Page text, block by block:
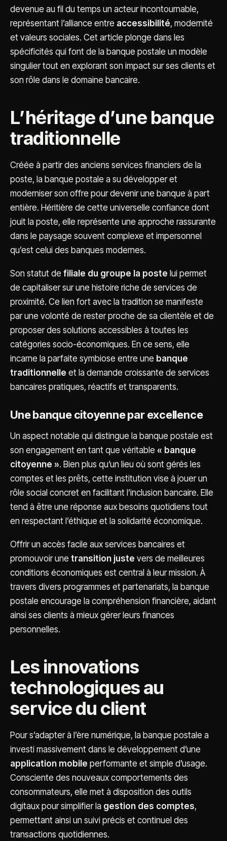
devenue au fil du temps un acteur incontournable,
représentant l’alliance entre accessibilité, modernité
et valeurs sociales. Cet article plonge dans les
spécificités qui font de la banque postale un modèle
singulier tout en explorant son impact sur ses clients et
son rôle dans le domaine bancaire.
L’héritage d’une banque
traditionnelle
Créée à partir des anciens services financiers de la
poste, la banque postale a su développer et
moderniser son offre pour devenir une banque à part
entière. Héritière de cette universelle confiance dont
jouit la poste, elle représente une approche rassurante
dans le paysage souvent complexe et impersonnel
qu’est celui des banques modernes.
Son statut de filiale du groupe la poste lui permet
de capitaliser sur une histoire riche de services de
proximité. Ce lien fort avec la tradition se manifeste
par une volonté de rester proche de sa clientèle et de
proposer des solutions accessibles à toutes les
catégories socio-économiques. En ce sens, elle
incarne la parfaite symbiose entre une banque
traditionnelle et la demande croissante de services
bancaires pratiques, réactifs et transparents.
Une banque citoyenne par excellence
Un aspect notable qui distingue la banque postale est
son engagement en tant que véritable « banque
citoyenne ». Bien plus qu’un lieu où sont gérés les
comptes et les prêts, cette institution vise à jouer un
rôle social concret en facilitant l’inclusion bancaire. Elle
tend à être une réponse aux besoins quotidiens tout
en respectant l’éthique et la solidarité économique.
Offrir un accès facile aux services bancaires et
promouvoir une transition juste vers de meilleures
conditions économiques est central à leur mission. À
travers divers programmes et partenariats, la banque
postale encourage la compréhension financière, aidant
ainsi ses clients à mieux gérer leurs finances
personnelles.
Les innovations
technologiques au
service du client
Pour s’adapter à l’ère numérique, la banque postale a
investi massivement dans le développement d’une
application mobile performante et simple d’usage.
Consciente des nouveaux comportements des
consommateurs, elle met à disposition des outils
digitaux pour simplifier la gestion des comptes,
permettant ainsi un suivi précis et continuel des
transactions quotidiennes.